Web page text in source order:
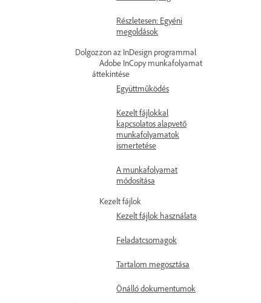
Részletesen: Egyéni
megoldások
Dolgozzon az InDesign programmal
Adobe InCopy munkafolyamat
áttekintése
Együttműködés
Kezelt fájlokkal
kapcsolatos alapvető
munkafolyamatok
ismertetése
A munkafolyamat
módosítása
Kezelt fájlok
Kezelt fájlok használata
Feladatcsomagok
Tartalom megosztása
Önálló dokumentumok